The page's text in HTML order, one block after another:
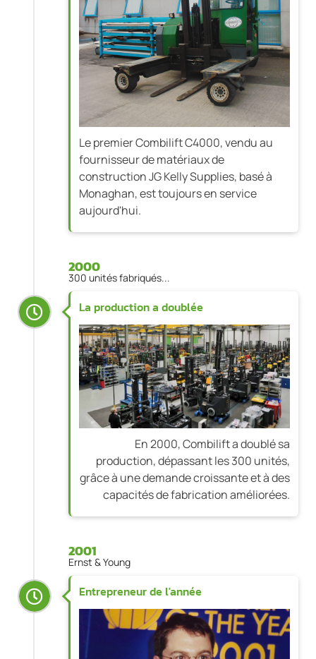
Le premier Combilift C4000, vendu au
fournisseur de matériaux de
construction JG Kelly Supplies, basé à
Monaghan, est toujours en service
aujourd'hui.
2000
300 unités fabriqués...
La production a doublée
En 2000, Combilift a doublé sa
production, dépassant les 300 unités,
grâce à une demande croissante et à des
capacités de fabrication améliorées.
2001
Ernst & Young
Entrepreneur de l'année